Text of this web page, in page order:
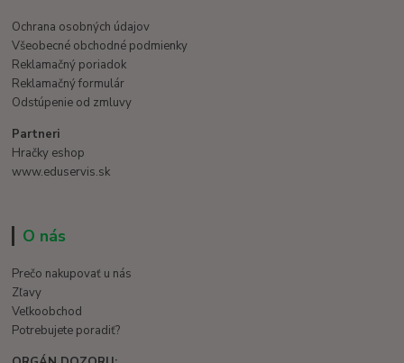
Ochrana osobných údajov
Všeobecné obchodné podmienky
Reklamačný poriadok
Reklamačný formulár
Odstúpenie od zmluvy
Partneri
Hračky eshop
www.eduservis.sk
O nás
Prečo nakupovať u nás
Zľavy
Veľkoobchod
Potrebujete poradiť?